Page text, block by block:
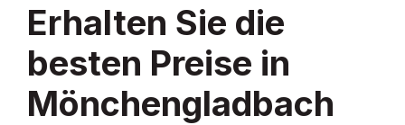
Erhalten Sie die
besten Preise in
Mönchengladbach